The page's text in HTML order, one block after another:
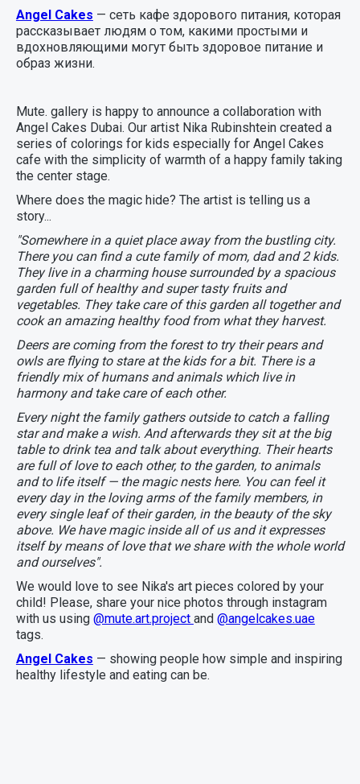
Angel Cakes — сеть кафе здорового питания, которая
рассказывает людям о том, какими простыми и
вдохновляющими могут быть здоровое питание и
образ жизни.
Mute. gallery is happy to announce a collaboration with
Angel Cakes Dubai. Our artist Nika Rubinshtein created a
series of colorings for kids especially for Angel Cakes
cafe with the simplicity of warmth of a happy family taking
the center stage.
Where does the magic hide? The artist is telling us a
story...
"Somewhere in a quiet place away from the bustling city.
There you can find a cute family of mom, dad and 2 kids.
They live in a charming house surrounded by a spacious
garden full of healthy and super tasty fruits and
vegetables. They take care of this garden all together and
cook an amazing healthy food from what they harvest.
Deers are coming from the forest to try their pears and
owls are flying to stare at the kids for a bit. There is a
friendly mix of humans and animals which live in
harmony and take care of each other.
Every night the family gathers outside to catch a falling
star and make a wish. And afterwards they sit at the big
table to drink tea and talk about everything. Their hearts
are full of love to each other, to the garden, to animals
and to life itself — the magic nests here. You can feel it
every day in the loving arms of the family members, in
every single leaf of their garden, in the beauty of the sky
above. We have magic inside all of us and it expresses
itself by means of love that we share with the whole world
and ourselves".
We would love to see Nika's art pieces colored by your
child! Please, share your nice photos through instagram
with us using @mute.art.project and @angelcakes.uae
tags.
Angel Cakes — showing people how simple and inspiring
healthy lifestyle and eating can be.